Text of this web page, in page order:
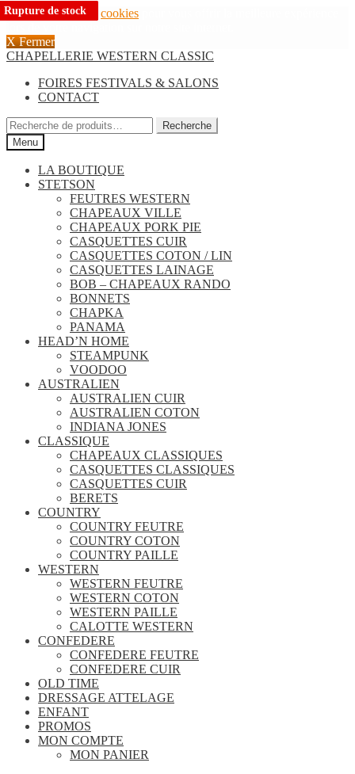
Nous utilisons des cookies
X Fermer
Aller
navigation
Aller
contenu
CHAPELLERIE WESTERN CLASSIC
FOIRES FESTIVALS & SALONS
CONTACT
Recherche
pour :
Recherche
Menu
LA BOUTIQUE
STETSON
FEUTRES WESTERN
CHAPEAUX VILLE
CHAPEAUX PORK PIE
CASQUETTES CUIR
CASQUETTES COTON / LIN
CASQUETTES LAINAGE
BOB – CHAPEAUX RANDO
BONNETS
CHAPKA
PANAMA
HEAD’N HOME
STEAMPUNK
VOODOO
AUSTRALIEN
AUSTRALIEN CUIR
AUSTRALIEN COTON
INDIANA JONES
CLASSIQUE
CHAPEAUX CLASSIQUES
CASQUETTES CLASSIQUES
CASQUETTES CUIR
BERETS
COUNTRY
COUNTRY FEUTRE
COUNTRY COTON
COUNTRY PAILLE
WESTERN
WESTERN FEUTRE
WESTERN COTON
WESTERN PAILLE
CALOTTE WESTERN
CONFEDERE
CONFEDERE FEUTRE
CONFEDERE CUIR
OLD TIME
DRESSAGE ATTELAGE
ENFANT
PROMOS
MON COMPTE
MON PANIER
Rupture de stock
Rupture de stock
Rupture de stock
Rupture de stock
Rupture de stock
Rupture de stock